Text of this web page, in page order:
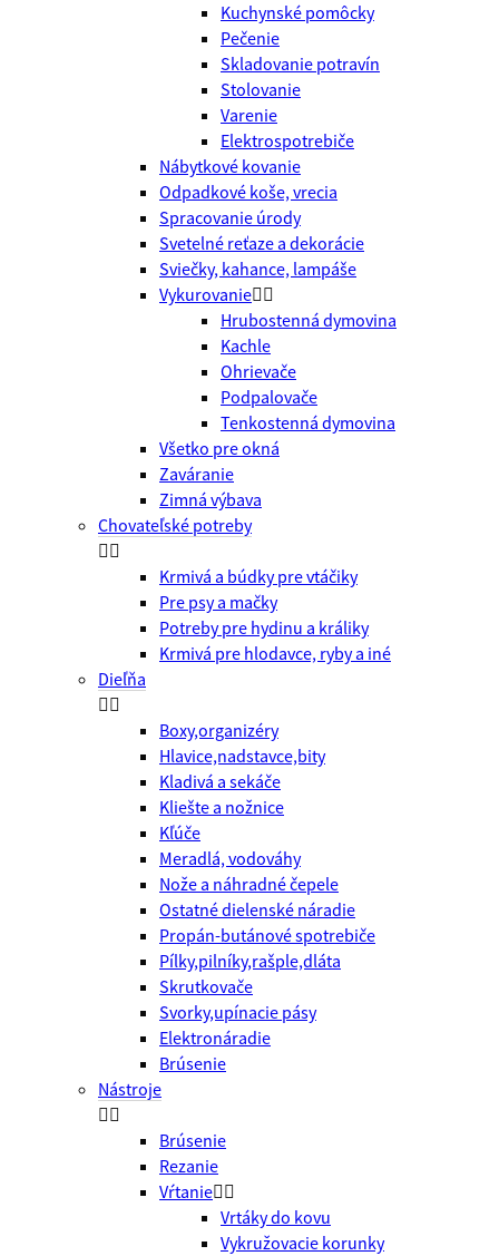
Kuchynské pomôcky
Pečenie
Skladovanie potravín
Stolovanie
Varenie
Elektrospotrebiče
Nábytkové kovanie
Odpadkové koše, vrecia
Spracovanie úrody
Svetelné reťaze a dekorácie
Sviečky, kahance, lampáše
Vykurovanie
Hrubostenná dymovina
Kachle
Ohrievače
Podpalovače
Tenkostenná dymovina
Všetko pre okná
Zaváranie
Zimná výbava
Chovateľské potreby

Krmivá a búdky pre vtáčiky
Pre psy a mačky
Potreby pre hydinu a králiky
Krmivá pre hlodavce, ryby a iné
Dieľňa

Boxy,organizéry
Hlavice,nadstavce,bity
Kladivá a sekáče
Kliešte a nožnice
Kľúče
Meradlá, vodováhy
Nože a náhradné čepele
Ostatné dielenské náradie
Propán-butánové spotrebiče
Pílky,pilníky,rašple,dláta
Skrutkovače
Svorky,upínacie pásy
Elektronáradie
Brúsenie
Nástroje

Brúsenie
Rezanie
Vŕtanie
Vrtáky do kovu
Vykružovacie korunky